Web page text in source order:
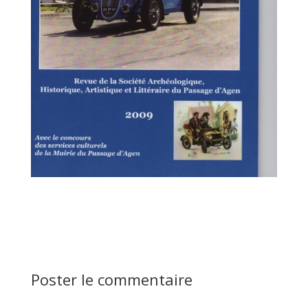
Poster le commentaire